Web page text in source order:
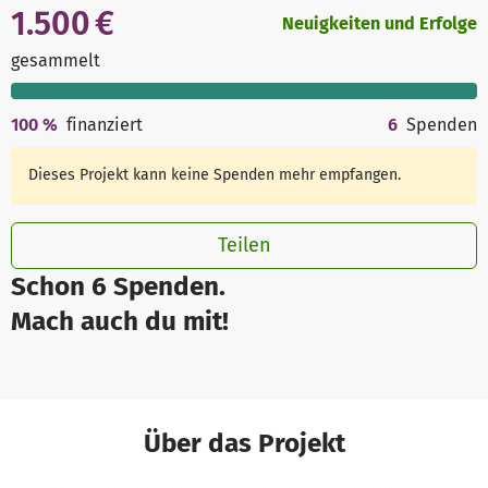
Schon 6 Spenden.
Mach auch du mit!
1.500 €
gesammelt
Neuigkeiten und Erfolge
100 % finanziert 6 Spenden
Dieses Projekt kann keine Spenden mehr empfangen.
Teilen
Über das Projekt